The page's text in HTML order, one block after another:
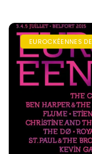
EUROCKÉENNES